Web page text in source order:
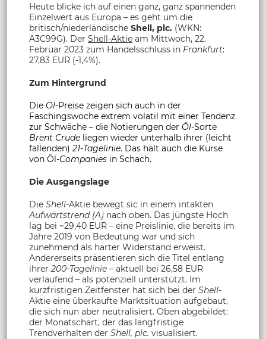
Heute blicke ich auf einen ganz, ganz spannenden
Einzelwert aus Europa – es geht um die
britisch/niederländische Shell, plc. (WKN:
A3C99G). Der Shell-Aktie am Mittwoch, 22.
Februar 2023 zum Handelsschluss in Frankfurt:
27,83 EUR (-1,4%).
Zum Hintergrund
Die Öl-Preise zeigen sich auch in der
Faschingswoche extrem volatil mit einer Tendenz
zur Schwäche – die Notierungen der Öl-Sorte
Brent Crude liegen wieder unterhalb ihrer (leicht
fallenden) 21-Tagelinie. Das hält auch die Kurse
von Öl-Companies in Schach.
Die Ausgangslage
Die Shell-Aktie bewegt sic in einem intakten
Aufwärtstrend (A) nach oben. Das jüngste Hoch
lag bei ~29,40 EUR – eine Preislinie, die bereits im
Jahre 2019 von Bedeutung war und sich
zunehmend als harter Widerstand erweist.
Andererseits präsentieren sich die Titel entlang
ihrer 200-Tagelinie – aktuell bei 26,58 EUR
verlaufend – als potenziell unterstützt. Im
kurzfristigen Zeitfenster hat sich bei der Shell-
Aktie eine überkaufte Marktsituation aufgebaut,
die sich nun aber neutralisiert. Oben abgebildet:
der Monatschart, der das langfristige
Trendverhalten der Shell, plc. visualisiert.